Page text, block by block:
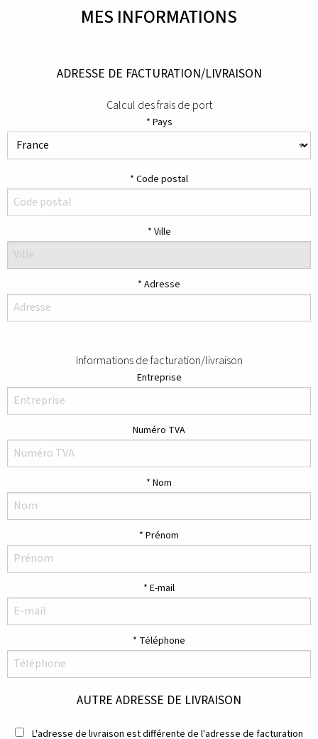
MES INFORMATIONS
ADRESSE DE FACTURATION/LIVRAISON
Calcul des frais de port
Pays
Code postal
Ville
Adresse
Informations de facturation/livraison
Entreprise
Numéro TVA
Nom
Prénom
E-mail
Téléphone
AUTRE ADRESSE DE LIVRAISON
L'adresse de livraison est différente de l'adresse de facturation